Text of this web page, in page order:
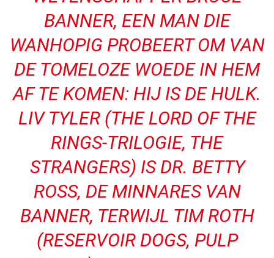
BANNER, EEN MAN DIE
WANHOPIG PROBEERT OM VAN
DE TOMELOZE WOEDE IN HEM
AF TE KOMEN: HIJ IS DE HULK.
LIV TYLER (THE LORD OF THE
RINGS-TRILOGIE, THE
STRANGERS) IS DR. BETTY
ROSS, DE MINNARES VAN
BANNER, TERWIJL TIM ROTH
(RESERVOIR DOGS, PULP